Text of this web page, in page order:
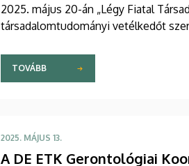
2025. május 20-án „Légy Fiatal
társadalomtudományi vetélkedőt
TOVÁBB
2025. MÁJUS 13.
A DE ETK Gerontológiai